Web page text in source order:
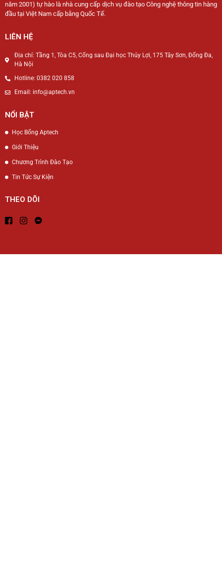
năm 2001) tự hào là nhà cung cấp dịch vụ đào tạo Công nghệ thông tin hàng
đầu tại Việt Nam cấp bằng Quốc Tế.
LIÊN HỆ
Địa chỉ: Tầng 1, Tòa C5, Cổng sau Đại học Thủy Lợi, 175 Tây Sơn, Đống Đa,
Hà Nội
Hotline: 0382 020 858
Email: info@aptech.vn
NỔI BẬT
Học Bổng Aptech
Giới Thiệu
Chương Trình Đào Tạo
Tin Tức Sự Kiện
THEO DÕI